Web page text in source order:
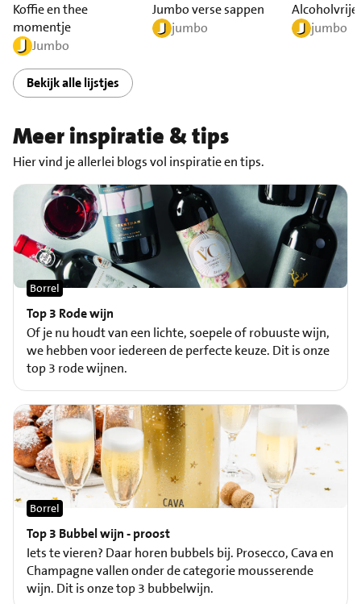
Koffie en thee
momentje
Jumbo
Jumbo verse sappen
jumbo
Alcoholvrije
jumbo
Bekijk alle lijstjes
Meer inspiratie & tips
Hier vind je allerlei blogs vol inspiratie en tips.
Top 3 Rode wijn
Borrel
Of je nu houdt van een lichte, soepele of robuuste wijn,
we hebben voor iedereen de perfecte keuze. Dit is onze
top 3 rode wijnen.
Top 3 Bubbel wijn - proost
Borrel
Iets te vieren? Daar horen bubbels bij. Prosecco, Cava en
Champagne vallen onder de categorie mousserende
wijn. Dit is onze top 3 bubbelwijn.